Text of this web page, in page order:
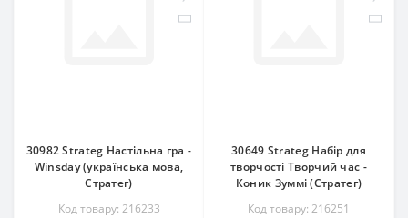
30982 Strateg Настільна гра -
Winsday (українська мова,
Стратег)
Код товару: 216233
30649 Strateg Набір для
творчості Творчий час -
Коник Зуммі (Стратег)
Код товару: 216251